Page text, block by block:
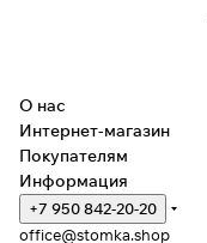
О нас
Интернет-магазин
Покупателям
Информация
+7 950 842-20-20
office@stomka.shop